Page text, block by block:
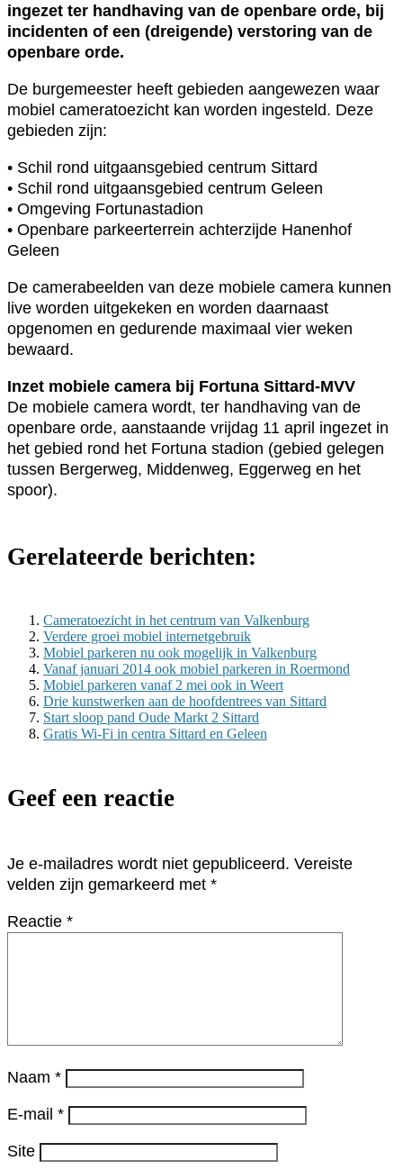
ingezet ter handhaving van de openbare orde, bij
incidenten of een (dreigende) verstoring van de
openbare orde.
De burgemeester heeft gebieden aangewezen waar
mobiel cameratoezicht kan worden ingesteld. Deze
gebieden zijn:
• Schil rond uitgaansgebied centrum Sittard
• Schil rond uitgaansgebied centrum Geleen
• Omgeving Fortunastadion
• Openbare parkeerterrein achterzijde Hanenhof
Geleen
De camerabeelden van deze mobiele camera kunnen
live worden uitgekeken en worden daarnaast
opgenomen en gedurende maximaal vier weken
bewaard.
Inzet mobiele camera bij Fortuna Sittard-MVV
De mobiele camera wordt, ter handhaving van de
openbare orde, aanstaande vrijdag 11 april ingezet in
het gebied rond het Fortuna stadion (gebied gelegen
tussen Bergerweg, Middenweg, Eggerweg en het
spoor).
Gerelateerde berichten:
Cameratoezicht in het centrum van Valkenburg
Verdere groei mobiel internetgebruik
Mobiel parkeren nu ook mogelijk in Valkenburg
Vanaf januari 2014 ook mobiel parkeren in Roermond
Mobiel parkeren vanaf 2 mei ook in Weert
Drie kunstwerken aan de hoofdentrees van Sittard
Start sloop pand Oude Markt 2 Sittard
Gratis Wi-Fi in centra Sittard en Geleen
Geef een reactie
Je e-mailadres wordt niet gepubliceerd. Vereiste
velden zijn gemarkeerd met *
Reactie *
Naam *
E-mail *
Site